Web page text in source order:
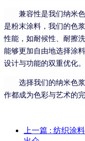
兼容性是我们纳米
是粉末涂料，我们的色
性能，如耐候性、耐擦
能够更加自由地选择涂
设计与功能的双重优化。
选择我们的纳米色
作都成为色彩与艺术的完
上一篇 : 纺织涂